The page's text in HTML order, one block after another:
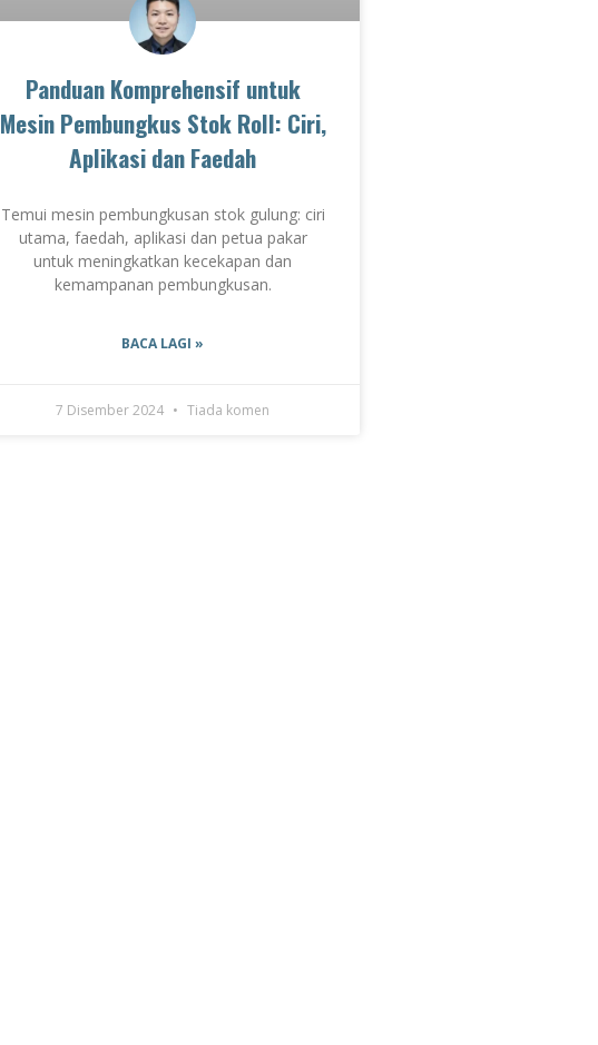
Panduan Komprehensif untuk
Mesin Pembungkus Stok Roll: Ciri,
Aplikasi dan Faedah
Temui mesin pembungkusan stok gulung: ciri
utama, faedah, aplikasi dan petua pakar
untuk meningkatkan kecekapan dan
kemampanan pembungkusan.
BACA LAGI »
7 Disember 2024 Tiada komen